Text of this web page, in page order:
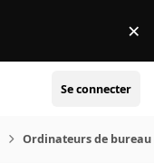
×
Se connecter
Ordinateurs de bureau